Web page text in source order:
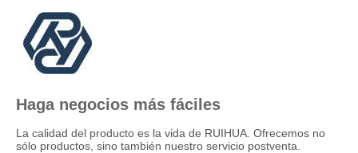
Haga negocios más fáciles
La calidad del producto es la vida de RUIHUA. Ofrecemos no
sólo productos, sino también nuestro servicio postventa.